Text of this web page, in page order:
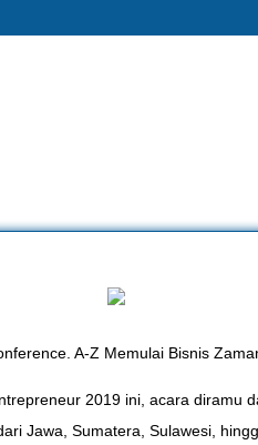
A-Z Memulai Bisnis
2019 ini, acara diramu
Jawa, Sumatera, Sulawesi,